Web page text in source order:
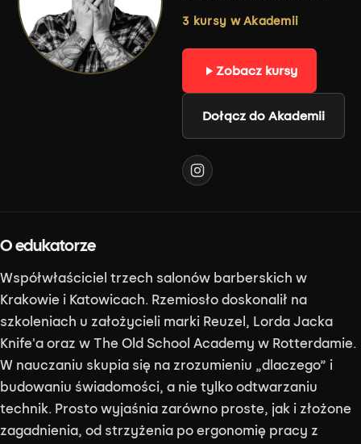
3 kursy w Akademii
Zobacz kursy
Dołącz do Akademii
O edukatorze
Współwłaściciel trzech salonów barberskich w
Krakowie i Katowicach. Rzemiosło doskonalił na
szkoleniach u założycieli marki Reuzel, Lorda Jacka
Knife'a oraz w The Old School Academy w Rotterdamie.
W nauczaniu skupia się na zrozumieniu „dlaczego” i
budowaniu świadomości, a nie tylko odtwarzaniu
technik. Prosto wyjaśnia zarówno proste, jak i złożone
zagadnienia, od strzyżenia po ergonomię pracy z